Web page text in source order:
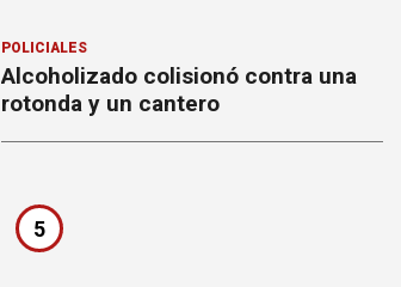
POLICIALES
Alcoholizado colisionó contra una
rotonda y un cantero
5